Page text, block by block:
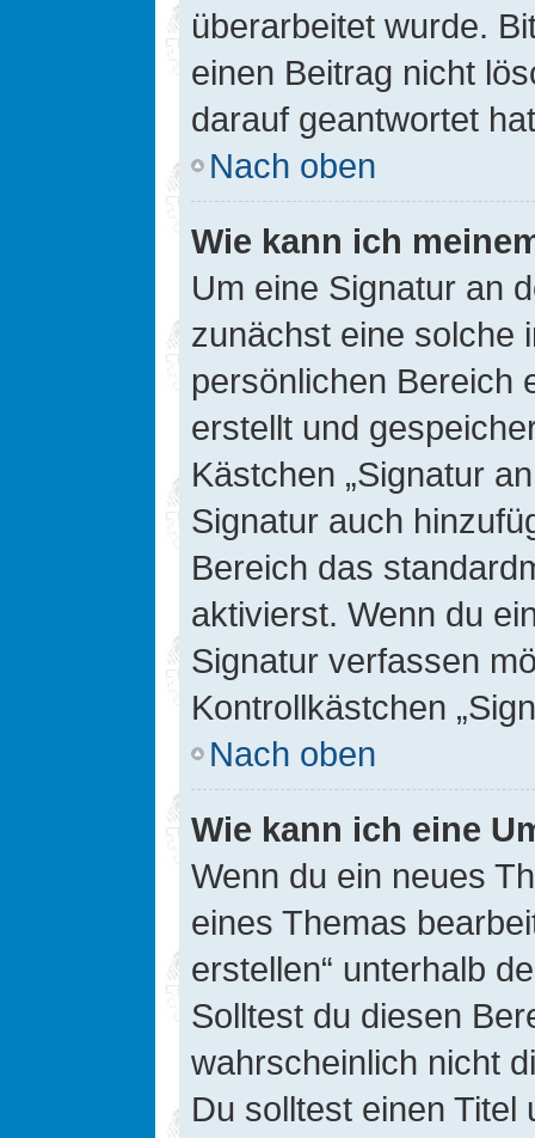
überarbeitet wurde.
einen Beitrag nicht
darauf geantwortet
Nach oben
Wie kann ich
Um eine Signatur an
zunächst eine solche
persönlichen Bereich
erstellt und
Kästchen „Signatur
Signatur auch
Bereich das
aktivierst. Wenn du
Signatur verfassen
Kontrollkästchen
Nach oben
Wie kann ich eine
Wenn du ein neues
eines Themas
erstellen“ unterhalb
Solltest du diesen
wahrscheinlich nicht
Du solltest einen